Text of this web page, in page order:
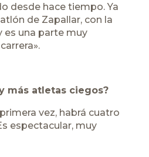
desde hace tiempo. Ya
de Zapallar, con la
es una parte muy
más atletas ciegos?
vez, habrá cuatro
espectacular, muy